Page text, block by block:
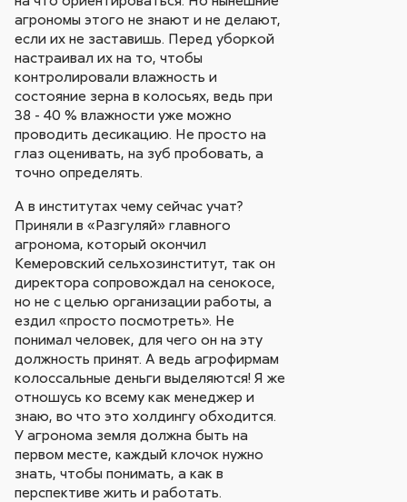
агрономы этого не знают и не делают,
если их не заставишь. Перед уборкой
настраивал их на то, чтобы
контролировали влажность и
состояние зерна в колосьях, ведь при
38 - 40 % влажности уже можно
проводить десикацию. Не просто на
глаз оценивать, на зуб пробовать, а
точно определять.
А в институтах чему сейчас учат?
Приняли в «Разгуляй» главного
агронома, который окончил
Кемеровский сельхозинститут, так он
директора сопровождал на сенокосе,
но не с целью организации работы, а
ездил «просто посмотреть». Не
понимал человек, для чего он на эту
должность принят. А ведь агрофирмам
колоссальные деньги выделяются! Я же
отношусь ко всему как менеджер и
знаю, во что это холдингу обходится.
У агронома земля должна быть на
первом месте, каждый клочок нужно
знать, чтобы понимать, а как в
перспективе жить и работать.